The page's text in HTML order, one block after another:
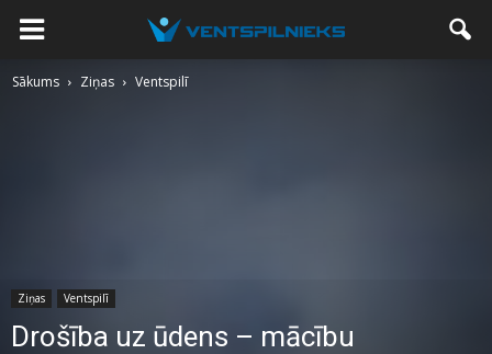
Sākums Ziņas Ventspilī
Ziņas Ventspilī
Drošība uz ūdens – mācību